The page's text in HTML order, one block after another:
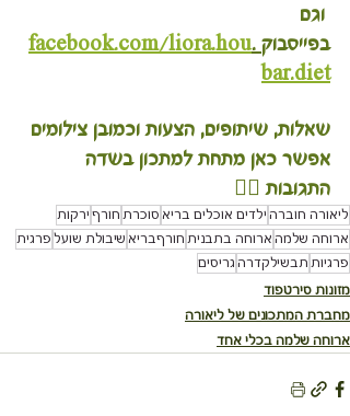
וגם
בפייסבוק .
facebook.com/liora.hou
bar.diet
שאלות, שיתופים, הצעות וכמובן צילומים
אפשר כאן מתחת למתכון בשדה
התגובות 👇🏽
ליאורה חוברה ילדים אוכלים בריא סוכרת חורף ירקות
ארוחה שלמה ארוחה בתבנית חורףבריא שיבולת שועל פרגית
פרגיות תבשילקדרה גריסים
מזונות סירטפוד
מחברת המתכונים של ליאורה
ארוחה שלמה בכלי אחד